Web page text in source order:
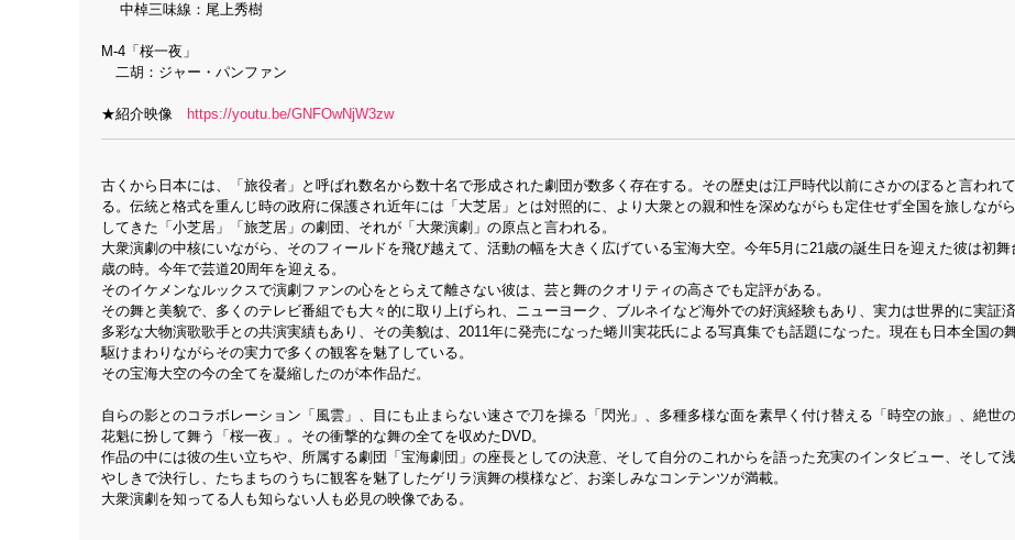
中棹三味線：尾上秀樹
M-4「桜一夜」
二胡：ジャー・パンファン
★紹介映像 https://youtu.be/GNFOwNjW3zw
古くから日本には、「旅役者」と呼ばれ数名から数十名で形成された劇団が数多く存在する。その歴史は江戸時代以前にさかのぼると言われ
る。伝統と格式を重んじ時の政府に保護され近年には「大芝居」とは対照的に、より大衆との親和性を深めながらも定住せず全国を旅しなが
してきた「小芝居」「旅芝居」の劇団、それが「大衆演劇」の原点と言われる。
大衆演劇の中核にいながら、そのフィールドを飛び越えて、活動の幅を大きく広げている宝海大空。今年5月に21歳の誕生日を迎えた彼は初舞
歳の時。今年で芸道20周年を迎える。
そのイケメンなルックスで演劇ファンの心をとらえて離さない彼は、芸と舞のクオリティの高さでも定評がある。
その舞と美貌で、多くのテレビ番組でも大々的に取り上げられ、ニューヨーク、ブルネイなど海外での好演経験もあり、実力は世界的に実証済
多彩な大物演歌歌手との共演実績もあり、その美貌は、2011年に発売になった蜷川実花氏による写真集でも話題になった。現在も日本全国の
駆けまわりながらその実力で多くの観客を魅了している。
その宝海大空の今の全てを凝縮したのが本作品だ。
自らの影とのコラボレーション「風雲」、目にも止まらない速さで刀を操る「閃光」、多種多様な面を素早く付け替える「時空の旅」、絶世
花魁に扮して舞う「桜一夜」。その衝撃的な舞の全てを収めたDVD。
作品の中には彼の生い立ちや、所属する劇団「宝海劇団」の座長としての決意、そして自分のこれからを語った充実のインタビュー、そして
やしきで決行し、たちまちのうちに観客を魅了したゲリラ演舞の模様など、お楽しみなコンテンツが満載。
大衆演劇を知ってる人も知らない人も必見の映像である。